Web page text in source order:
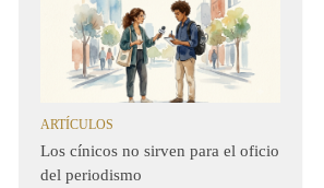
ARTÍCULOS
Los cínicos no sirven para el oficio
del periodismo